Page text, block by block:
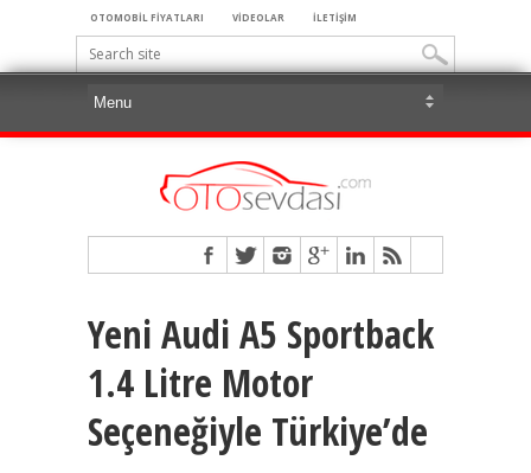
OTOMOBİL FİYATLARI VİDEOLAR İLETİŞİM
Yeni Audi A5 Sportback
1.4 Litre Motor
Seçeneğiyle Türkiye’de